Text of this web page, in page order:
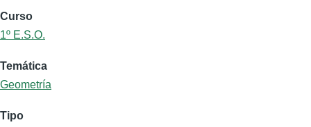
Curso
1º E.S.O.
Temática
Geometría
Tipo